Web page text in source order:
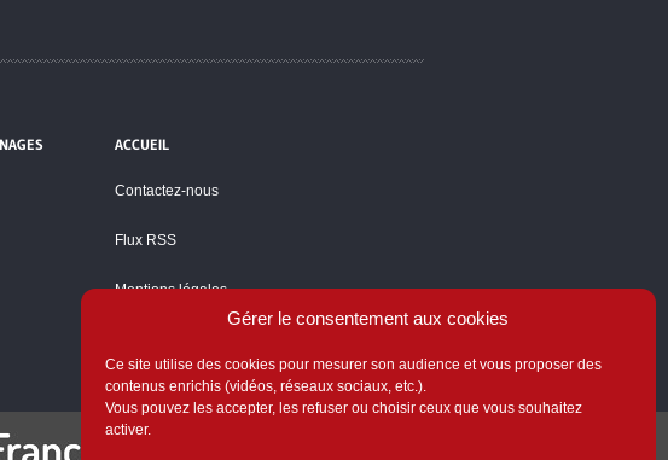
Gérer le consentement aux cookies
Ce site utilise des cookies pour mesurer son audience et vous proposer des
contenus enrichis (vidéos, réseaux sociaux, etc.).
Vous pouvez les accepter, les refuser ou choisir ceux que vous souhaitez
activer.
ACCUEIL
Contactez-nous
Flux RSS
Mentions légales